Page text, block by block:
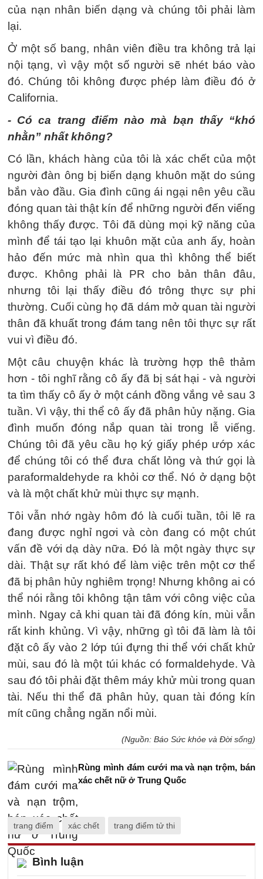
của nạn nhân biến dạng và chúng tôi phải làm
lại.
Ở một số bang, nhân viên điều tra không trả lại
nội tạng, vì vậy một số người sẽ nhét báo vào
đó. Chúng tôi không được phép làm điều đó ở
California.
- Có ca trang điểm nào mà bạn thấy “khó
nhằn” nhất không?
Có lần, khách hàng của tôi là xác chết của một
người đàn ông bị biến dạng khuôn mặt do súng
bắn vào đầu. Gia đình cũng ái ngại nên yêu cầu
đóng quan tài thật kín để những người đến viếng
không thấy được. Tôi đã dùng mọi kỹ năng của
mình để tái tạo lại khuôn mặt của anh ấy, hoàn
hảo đến mức mà nhìn qua thì không thể biết
được. Không phải là PR cho bản thân đâu,
nhưng tôi lại thấy điều đó trông thực sự phi
thường. Cuối cùng họ đã dám mở quan tài người
thân đã khuất trong đám tang nên tôi thực sự rất
vui vì điều đó.
Một câu chuyện khác là trường hợp thê thảm
hơn - tôi nghĩ rằng cô ấy đã bị sát hại - và người
ta tìm thấy cô ấy ở một cánh đồng vắng vẻ sau 3
tuần. Vì vậy, thi thể cô ấy đã phân hủy nặng. Gia
đình muốn đóng nắp quan tài trong lễ viếng.
Chúng tôi đã yêu cầu họ ký giấy phép ướp xác
để chúng tôi có thể đưa chất lỏng và thứ gọi là
paraformaldehyde ra khỏi cơ thể. Nó ở dạng bột
và là một chất khử mùi thực sự mạnh.
Tôi vẫn nhớ ngày hôm đó là cuối tuần, tôi lẽ ra
đang được nghỉ ngơi và còn đang có một chút
vấn đề với dạ dày nữa. Đó là một ngày thực sự
dài. Thật sự rất khó để làm việc trên một cơ thể
đã bị phân hủy nghiêm trọng! Nhưng không ai có
thể nói rằng tôi không tận tâm với công việc của
mình. Ngay cả khi quan tài đã đóng kín, mùi vẫn
rất kinh khủng. Vì vậy, những gì tôi đã làm là tôi
đặt cô ấy vào 2 lớp túi đựng thi thể với chất khử
mùi, sau đó là một túi khác có formaldehyde. Và
sau đó tôi phải đặt thêm máy khử mùi trong quan
tài. Nếu thi thể đã phân hủy, quan tài đóng kín
mít cũng chẳng ngăn nổi mùi.
(Nguồn: Báo Sức khỏe và Đời sống)
Rùng mình đám cưới ma và nạn trộm, bán
xác chết nữ ở Trung Quốc
trang điểm xác chết trang điểm tử thi
Bình luận